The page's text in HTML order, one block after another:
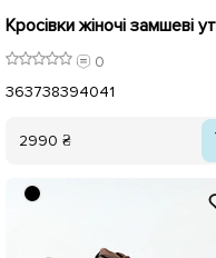
0
363738394041
2990 ₴